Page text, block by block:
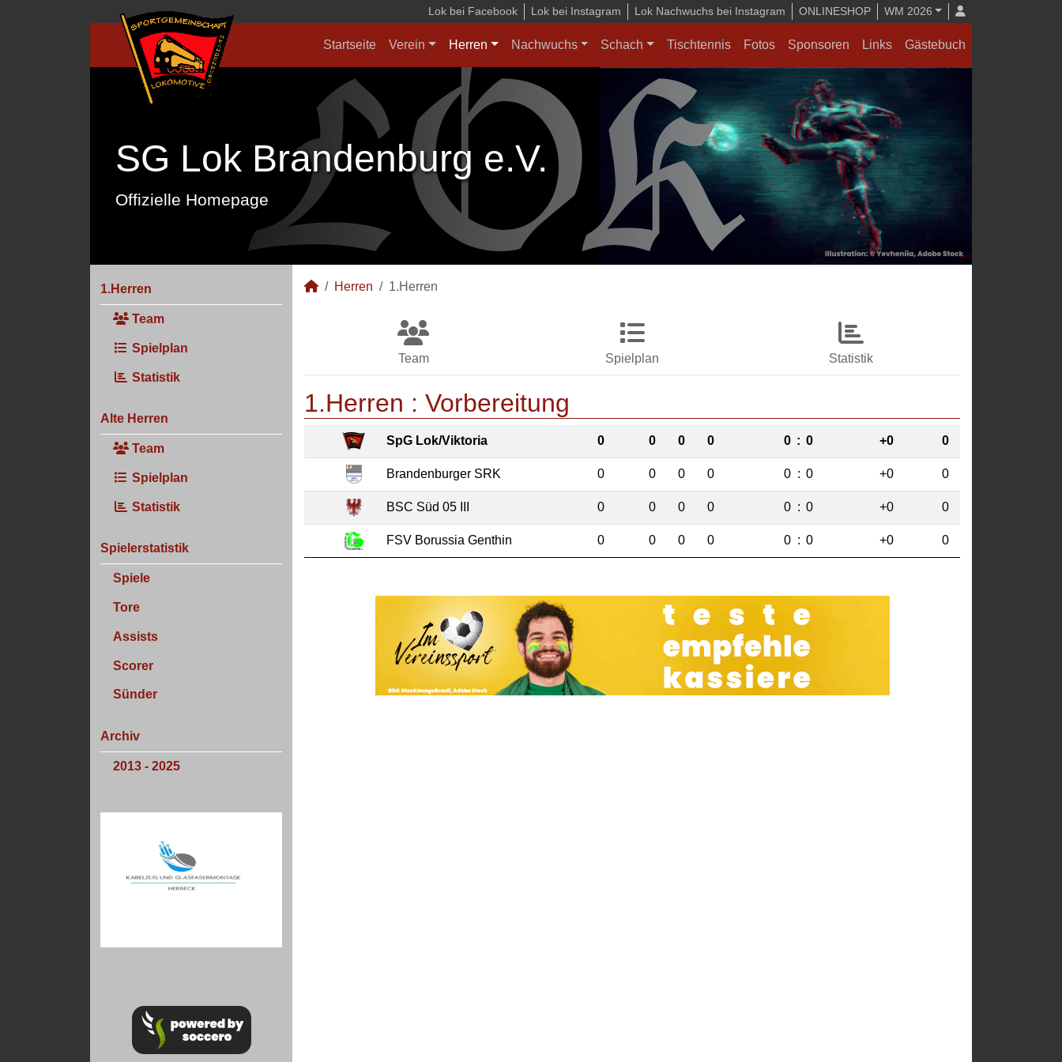
Lok bei Facebook Lok bei Instagram Lok Nachwuchs bei Instagram ONLINESHOP WM 2026
Startseite Verein Herren Nachwuchs Schach Tischtennis Fotos Sponsoren Links Gästebuch
SG Lok Brandenburg e.V.
Offizielle Homepage
1.Herren
Team
Spielplan
Statistik
Alte Herren
Team
Spielplan
Statistik
Spielerstatistik
Spiele
Tore
Assists
Scorer
Sünder
Archiv
2013 - 2025
Herren 1.Herren
Team Spielplan Statistik
1.Herren : Vorbereitung
SpG Lok/Viktoria 0 0 0 0 0 : 0 +0 0
Brandenburger SRK 0 0 0 0 0 : 0 +0 0
BSC Süd 05 III 0 0 0 0 0 : 0 +0 0
FSV Borussia Genthin 0 0 0 0 0 : 0 +0 0